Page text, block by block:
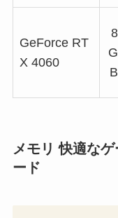
GeForce RT
X 4060
8
G
B
メモリ 快適な
ード